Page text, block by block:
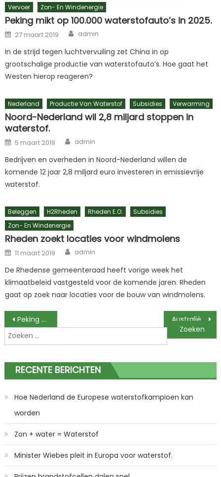
Vervoer
Zon- En Windenergie
Peking mikt op 100.000 waterstofauto’s in 2025.
Posted
on
27 maart 2019 Author
admin
In de strijd tegen luchtvervuiling zet China in op
grootschalige productie van waterstofauto’s. Hoe gaat het
Westen hierop reageren?
Nederland Productie Van Waterstof Subsidies Verwarming
Noord-Nederland wil 2,8 miljard stoppen in
waterstof.
Posted
on
5 maart 2019 Author
admin
Bedrijven en overheden in Noord-Nederland willen de
komende 12 jaar 2,8 miljard euro investeren in emissievrije
waterstof.
Beleggen H2Rheden Rheden E.o.
Subsidies
Zon- En Windenergie
Rheden zoekt locaties voor windmolens
Posted
on
11 maart 2019 Author
admin
De Rhedense gemeenteraad heeft vorige week het
klimaatbeleid vastgesteld voor de komende jaren. Rheden
gaat op zoek naar locaties voor de bouw van windmolens.
Berichtnavigatie
Peking mikt op 100.000 waterstofauto’s in 2025.
Zoeken
naar:
RECENTE BERICHTEN
Hoe Nederland de Europese waterstofkampioen kan
worden
Zon + water = Waterstof
Minister Wiebes pleit in Europa voor waterstof.